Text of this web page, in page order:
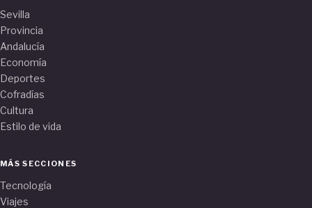
Sevilla
Provincia
Andalucía
Economía
Deportes
Cofradías
Cultura
Estilo de vida
MÁS SECCIONES
Tecnología
Viajes